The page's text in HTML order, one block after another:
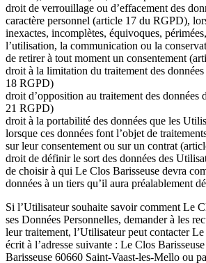
droit de verrouillage ou d’effacement des
caractère personnel (article 17 du RGPD),
inexactes, incomplètes, équivoques,
l’utilisation, la communication ou la
de retirer à tout moment un consentement
droit à la limitation du traitement des
18 RGPD)
droit d’opposition au traitement des données
21 RGPD)
droit à la portabilité des données que les
lorsque ces données font l’objet de
sur leur consentement ou sur un contrat
droit de définir le sort des données des
de choisir à qui Le Clos Barisseuse devra
données à un tiers qu’il aura préalablement
Si l’Utilisateur souhaite savoir comment Le
ses Données Personnelles, demander à les
leur traitement, l’Utilisateur peut contacter
écrit à l’adresse suivante : Le Clos
Barisseuse 60660 Saint-Vaast-les-Mello ou